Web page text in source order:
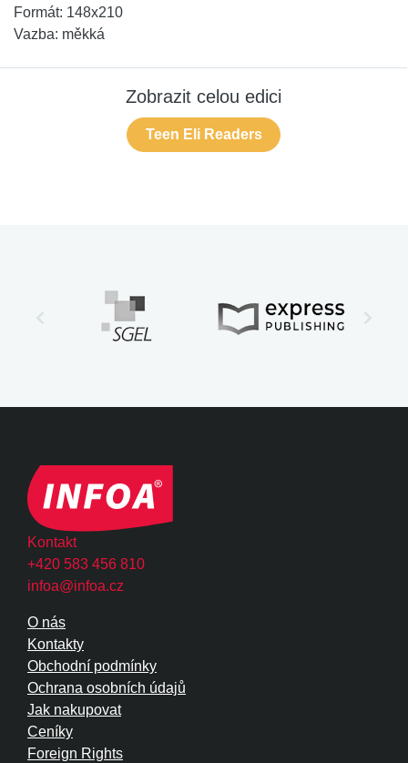
Formát: 148x210
Vazba: měkká
Zobrazit celou edici
Teen Eli Readers
Kontakt
+420 583 456 810
infoa@infoa.cz
O nás
Kontakty
Obchodní podmínky
Ochrana osobních údajů
Jak nakupovat
Ceníky
Foreign Rights